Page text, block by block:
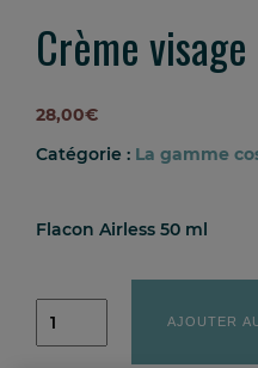
Crème visage
28,00€
Catégorie : La gamme
Flacon Airless 50 ml
quantité
visage
AJOUTER